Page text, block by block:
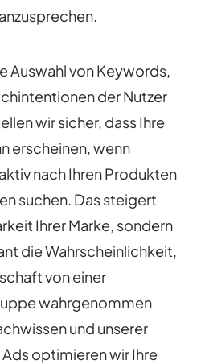
Auswahl von Keywords,
der Nutzer
wir sicher, dass Ihre
erscheinen, wenn
nach Ihren Produkten
suchen. Das steigert
Ihrer Marke, sondern
die Wahrscheinlichkeit,
von einer
wahrgenommen
und unserer
optimieren wir Ihre